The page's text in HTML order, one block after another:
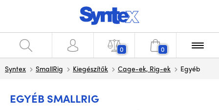
0 0
Syntex SmallRig Kiegészítők Cage-ek, Rig-ek Egyéb
EGYÉB SMALLRIG